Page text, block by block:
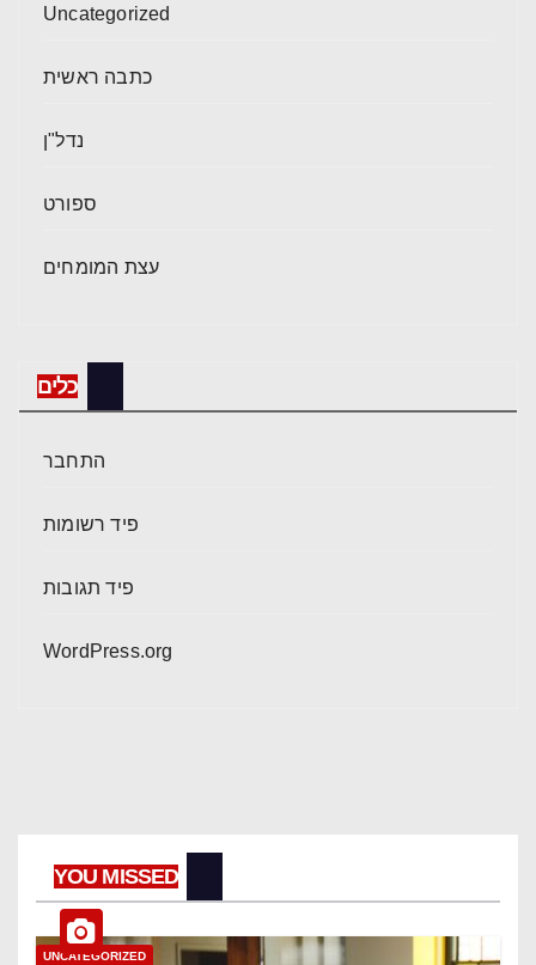
Uncategorized
כתבה ראשית
נדל"ן
ספורט
עצת המומחים
כלים
התחבר
פיד רשומות
פיד תגובות
WordPress.org
YOU MISSED
UNCATEGORIZED